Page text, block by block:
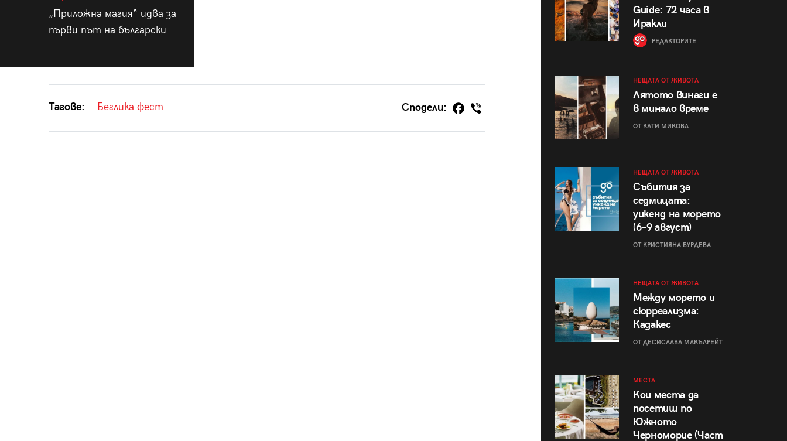
„Приложна магия“ идва за
първи път на български
Тагове: Беглика фест Сподели:
Guide: 72 часа в
Иракли
РЕДАКТОРИТЕ
НЕЩАТА ОТ ЖИВОТА
Лятото винаги е
в минало време
ОТ КАТИ МИКОВА
НЕЩАТА ОТ ЖИВОТА
Събития за
седмицата:
уикенд на морето
(6–9 август)
ОТ КРИСТИЯНА БУРДЕВА
НЕЩАТА ОТ ЖИВОТА
Между морето и
сюрреализма:
Кадакес
ОТ ДЕСИСЛАВА МАКЪЛРЕЙТ
МЕСТА
Кои места да
посетиш по
Южното
Черноморие (Част